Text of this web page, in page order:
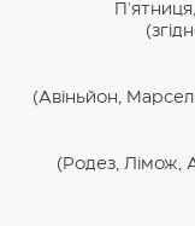
(Авіньйон,
(Родез, Лімож,